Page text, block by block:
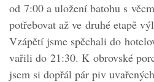
od 7:00 a uložení batohu s
potřebovat až ve druhé etapě
Vzápětí jsme spěchali do
vařili do 21:30. K obrovské
jsem si dopřál pár piv